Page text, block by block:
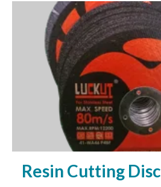
Resin Cutting Disc